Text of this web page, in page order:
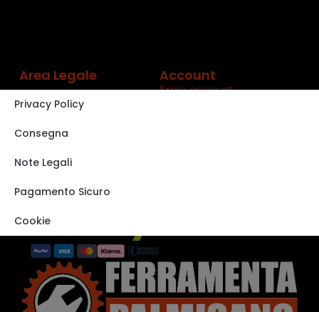
Area Legale
Privacy Policy
Consegna
Note Legali
Pagamento Sicuro
Cookie
Account
Il mio account
VISITA IL NOSTRO